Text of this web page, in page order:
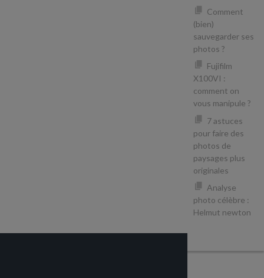
Comment
(bien)
sauvegarder ses
photos ?
Fujifilm
X100VI :
comment on
vous manipule ?
7 astuces
pour faire des
photos de
paysages plus
originales
Analyse
photo célèbre :
Helmut newton